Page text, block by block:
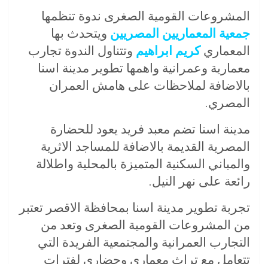
المشروعات القومية الصغرى ندوة تنظمها
جمعية المعماريين المصريين ويتحدث بها
المعماريكريم ابراهيم وتتناول الندوة تجارب
معمارية وعمرانية واهمها تطوير مدينة اسنا
بالاضافة لملاحظات على هامش العمران
المصري.
مدينة اسنا تضم معبد فريد يعود للحضارة
المصرية القديمة بالاضافة للمساجد الاثرية
والمباني السكنية المتميزة بالمحلية واطلالة
رائعة على نهر النيل.
تجربة تطوير مدينة اسنا بمحافظة الاقصر تعتبر
من المشروعات القومية الصغرى وتعد من
التجارب العمرانية والمجتمعية الفريدة التي
تتعامل مع تراث معماري وحضاري لفترات